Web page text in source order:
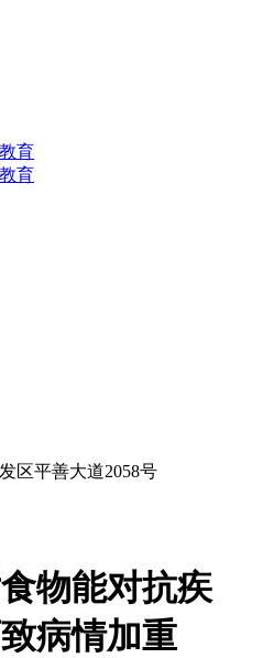
育
育
区平善大道2058号
物能对抗疾
病情加重